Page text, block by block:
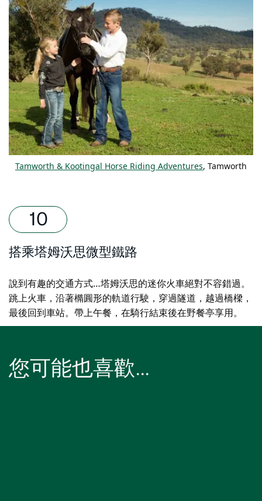
Tamworth & Kootingal Horse Riding Adventures, Tamworth
搭乘塔姆沃思微型鐵路
說到有趣的交通方式…塔姆沃思的迷你火車絕對不容錯過。
跳上火車，沿著橢圓形的軌道行駛，穿過隧道，越過橋樑，
最後回到車站。帶上午餐，在騎行結束後在野餐亭享用。
您可能也喜歡…